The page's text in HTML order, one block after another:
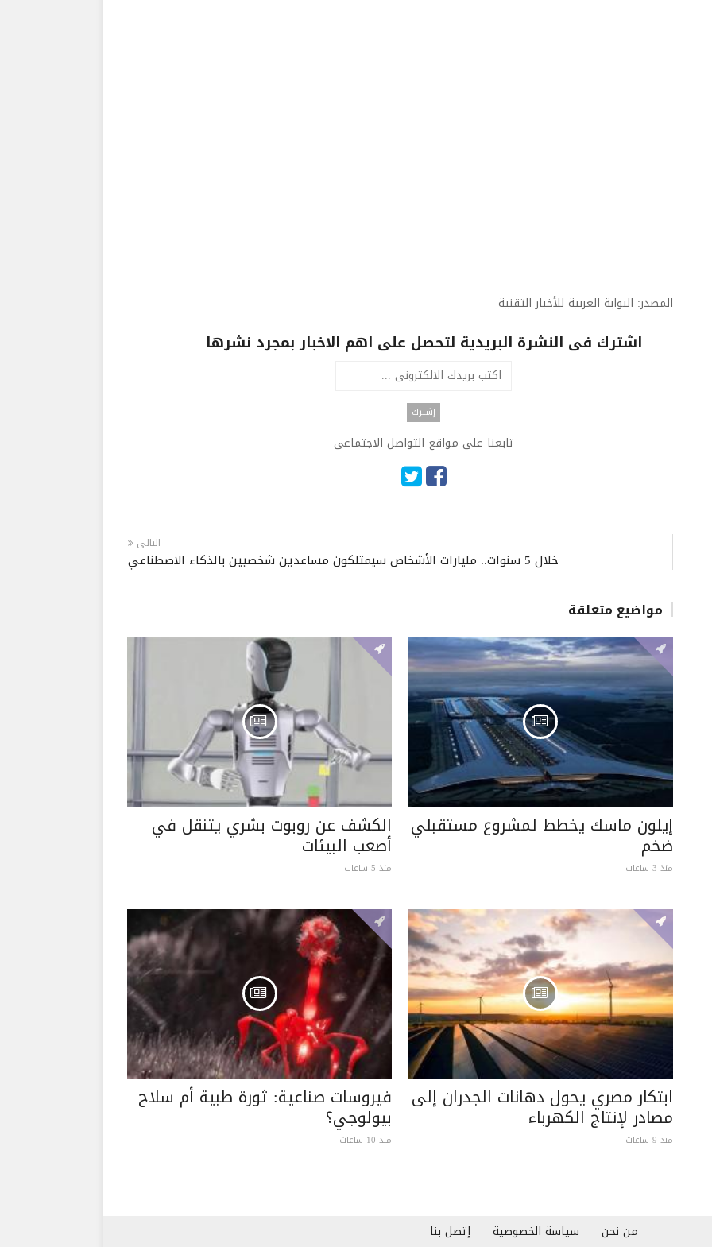
المصدر: البوابة العربية للأخبار التقنية
اشترك فى النشرة البريدية لتحصل على اهم الاخبار بمجرد نشرها
تابعنا على مواقع التواصل الاجتماعى
التالى
خلال 5 سنوات.. مليارات الأشخاص سيمتلكون مساعدين شخصيين بالذكاء الاصطناعي
مواضيع متعلقة
إيلون ماسك يخطط لمشروع مستقبلي
ضخم
منذ 3 ساعات
الكشف عن روبوت بشري يتنقل في
أصعب البيئات
منذ 5 ساعات
ابتكار مصري يحول دهانات الجدران إلى
مصادر لإنتاج الكهرباء
منذ 9 ساعات
فيروسات صناعية: ثورة طبية أم سلاح
بيولوجي؟
منذ 10 ساعات
من نحن سياسة الخصوصية إتصل بنا